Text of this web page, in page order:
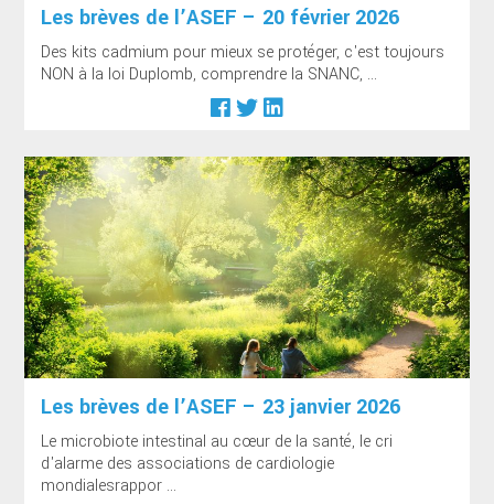
Les brèves de l’ASEF – 20 février 2026
Des kits cadmium pour mieux se protéger, c'est toujours
NON à la loi Duplomb, comprendre la SNANC, ...
Les brèves de l’ASEF – 23 janvier 2026
Le microbiote intestinal au cœur de la santé, le cri
d'alarme des associations de cardiologie
mondialesrappor ...